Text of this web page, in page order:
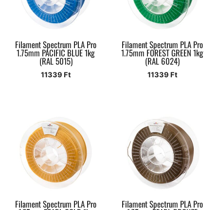
Filament Spectrum PLA Pro
1.75mm PACIFIC BLUE 1kg
(RAL 5015)
11339 Ft
Filament Spectrum PLA Pro
1.75mm FOREST GREEN 1kg
(RAL 6024)
11339 Ft
Filament Spectrum PLA Pro Filament Spectrum PLA Pro